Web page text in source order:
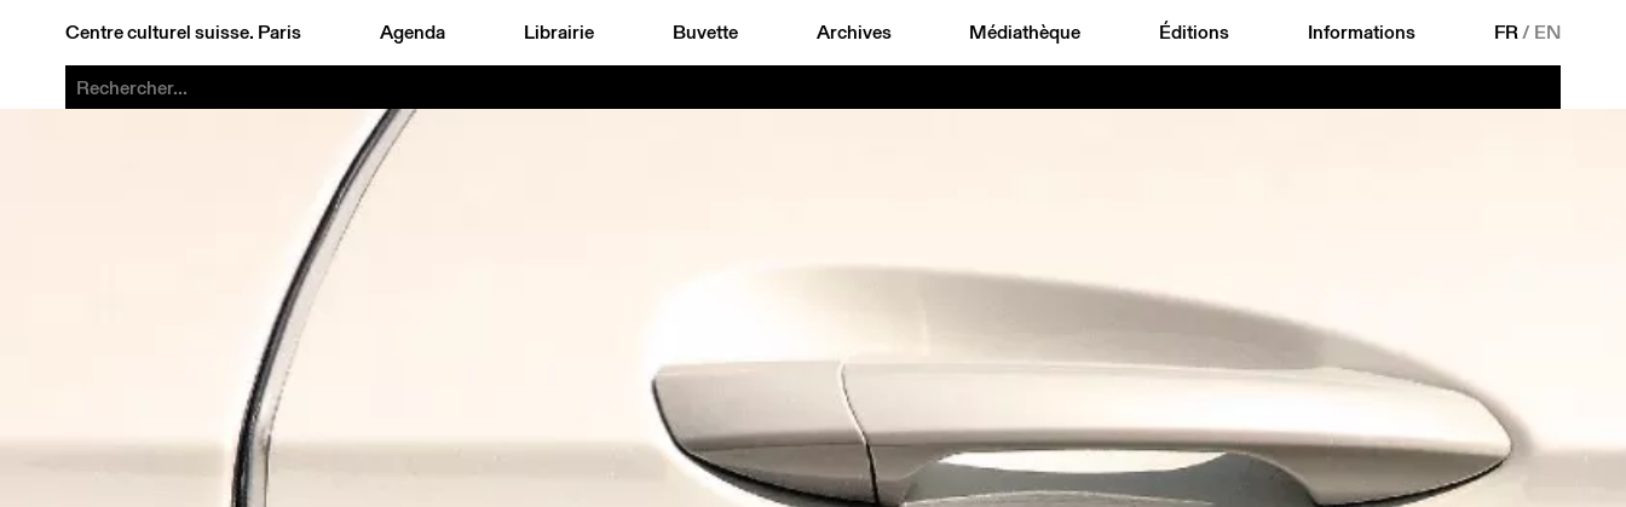
Centre culturel suisse. Paris Agenda Librairie Buvette Archives Médiathèque Éditions Informations FR/ EN